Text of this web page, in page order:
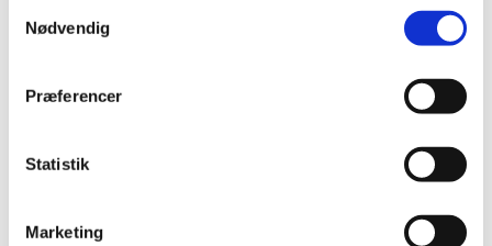
Nødvendig
Præferencer
Statistik
Marketing
1 x CACIB, DK